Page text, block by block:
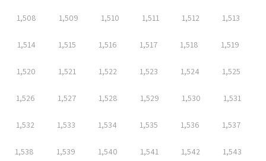
1,508 1,509 1,510 1,511 1,512 1,513
1,514 1,515 1,516 1,517 1,518 1,519
1,520 1,521 1,522 1,523 1,524 1,525
1,526 1,527 1,528 1,529 1,530 1,531
1,532 1,533 1,534 1,535 1,536 1,537
1,538 1,539 1,540 1,541 1,542 1,543